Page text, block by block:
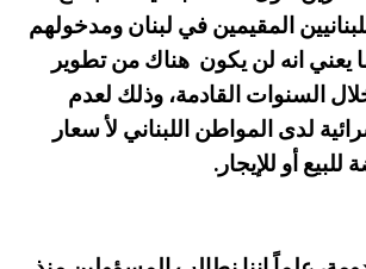
المقيمين في لبنان ومدخولهم
يعني انه لن يكون هناك من تطوير
السنوات القادمة، وذلك لعدم
لدى المواطن اللبناني لأ سعار
أو للإيجار.